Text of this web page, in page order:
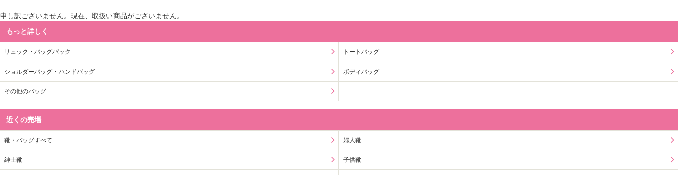
申し訳ございません。現在、取扱い商品がございません。
もっと詳しく
リュック・バッグパック トートバッグ
ショルダーバッグ・ハンドバッグ ボディバッグ
その他のバッグ
近くの売場
靴・バッグすべて 婦人靴
紳士靴 子供靴